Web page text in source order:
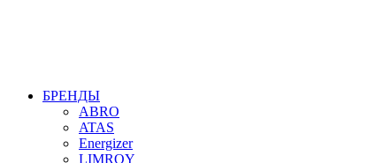
БРЕНДЫ
ABRO
ATAS
Energizer
LIMROY